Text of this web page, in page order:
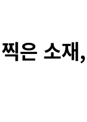
은 소